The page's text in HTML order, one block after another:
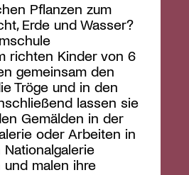
Pflanzen zum
Erde und Wasser?
richten Kinder von 6
gemeinsam den
Tröge und in den
lassen sie
Gemälden in der
oder Arbeiten in
und malen ihre